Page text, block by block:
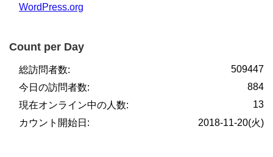
WordPress.org
Count per Day
509447
総訪問者数:
884
今日の訪問者数:
13
現在オンライン中の人数:
2018-11-20(火)
カウント開始日: